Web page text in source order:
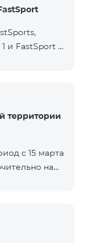
и FastSport 2,
для
просим
территории
с 15 марта
на
25% при